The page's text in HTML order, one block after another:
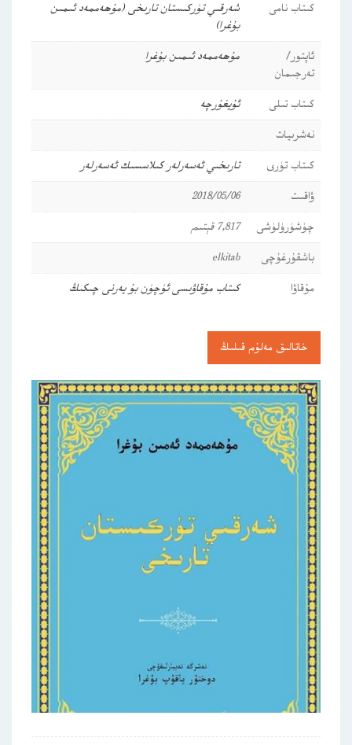
كىتاب نامى
شەرقىي تۈركىستان تارىخى (مۇھەممەد ئىمىن
بۇغرا)
ئاپتور/
تەرجىمان
مۇھەممەد ئىمىن بۇغرا
كىتاب تىلى
ئۇيغۇرچە
نەشرىيات
كىتاب تۈرى
تارىخىي ئەسەرلەر كىلاسسىك ئەسەرلەر
ۋاقىت
2018/05/06
چۈشۈرۈلۈشى
7,817 قېتىم
باشقۇرغۇچى
elkitab
مۇقاۋا
كىتاب مۇقاۋىسى ئۈچۈن بۇ يەرنى چىكىڭ
خاتالىق مەلۇم قىلىڭ